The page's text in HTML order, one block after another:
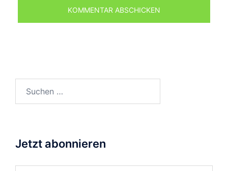
nach:
Jetzt abonnieren
Gib deine E-Mail-Adresse ein ...